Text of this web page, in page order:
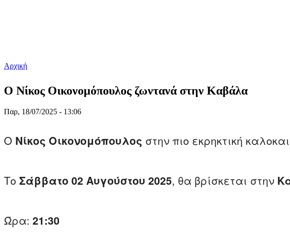
Αρχική
Ο Νίκος Οικονομόπουλος ζωντανά στην Καβάλα
Παρ, 18/07/2025 - 13:06
Ο Νίκος Οικονομόπουλος στην πιο εκρηκτική
Το Σάββατο 02 Αυγούστου 2025, θα βρίσκεται στην
Ώρα: 21:30